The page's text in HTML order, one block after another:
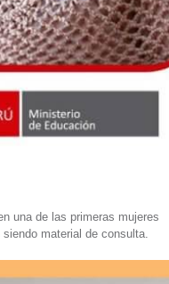
una de las primeras mujeres
material de consulta.